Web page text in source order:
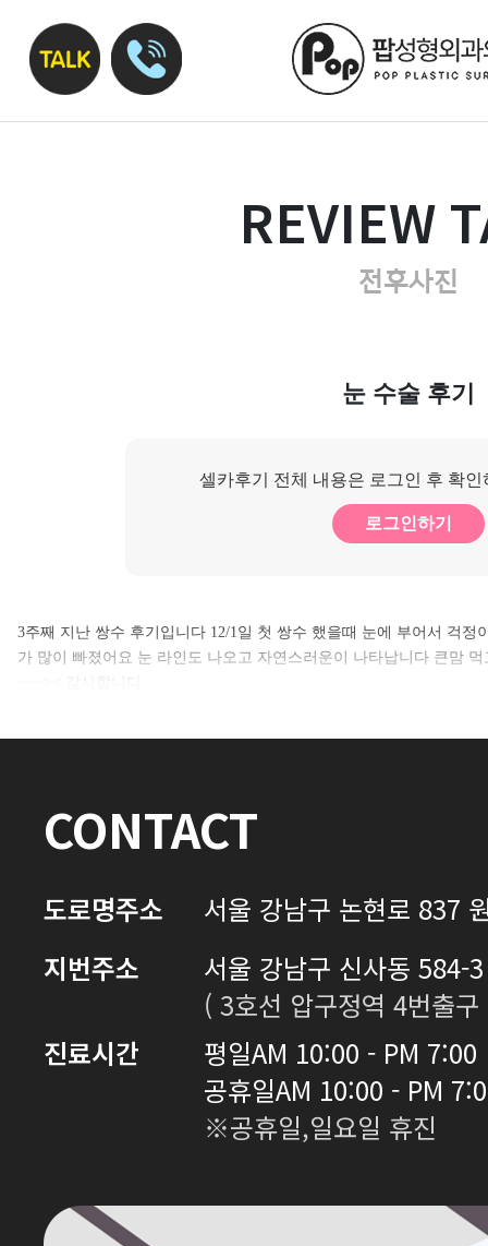
REVIEW
전후사진
눈 수술 후기
셀카후기 전체 내용은 로그인 후 확
로그인하기
3주째 지난 쌍수 후기입니다 12/1일 첫 쌍수 했을때 눈에 부어서 걱
가 많이 빠졌어요 눈 라인도 나오고 자연스러운이 나타납니다 큰맘
CONTACT
도로명주소
서울 강남구 논현로 837
지번주소
서울 강남구 신사동 584-
( 3호선 압구정역 4번출
진료시간
평일AM 10:00 - PM 7:00
공휴일AM 10:00 - PM
※공휴일,일요일 휴진